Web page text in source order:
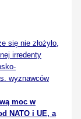
się nie złożyło,
irredenty
wyznawców
moc w
NATO i UE, a